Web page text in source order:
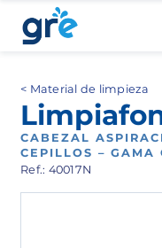
Material de limpieza
CABEZAL
CEPILLOS – GAMA
Ref.: 40017N